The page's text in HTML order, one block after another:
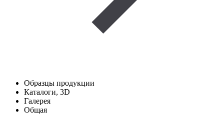
Образцы продукции
Каталоги, 3D
Галерея
Общая